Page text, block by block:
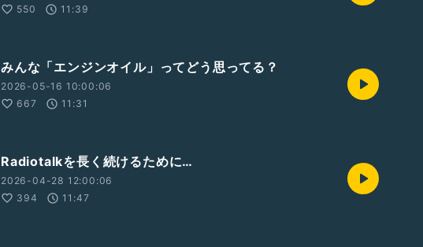
550
11:39
みんな「エンジンオイル」ってどう思ってる？
2026-05-16 10:00:06
667
11:31
Radiotalkを長く続けるために…
2026-04-28 12:00:06
394
11:47